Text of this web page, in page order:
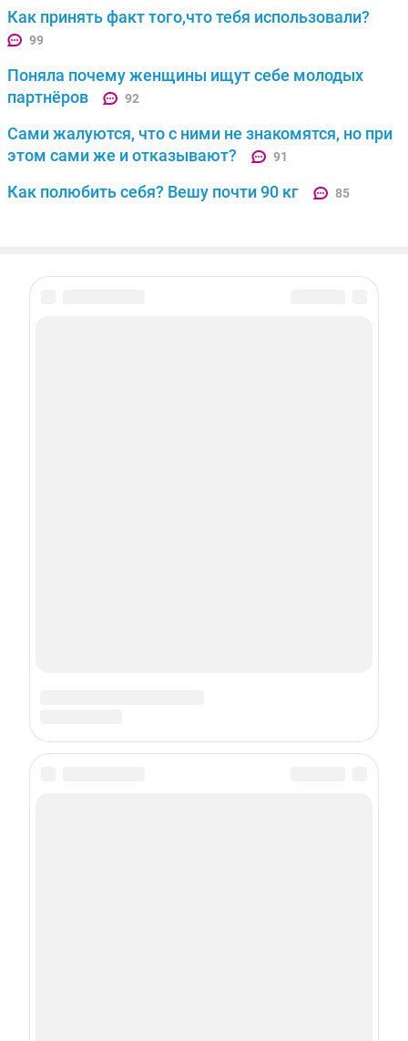
Как принять факт того,что тебя использовали?
99
Поняла почему женщины ищут себе молодых
партнёров
92
Сами жалуются, что с ними не знакомятся, но при
этом сами же и отказывают?
91
Как полюбить себя? Вешу почти 90 кг 85